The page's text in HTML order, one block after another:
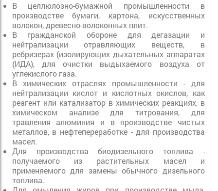
В целлюлозно-бумажной промышленности в
производстве бумаги, картона, искусственных
волокон, древесно-волоконных плит.
В гражданской обороне для дегазации и
нейтрализации отравляющих веществ, в
ребризерах (изолирующих дыхательных аппаратах
(ИДА), для очистки выдыхаемого воздуха от
углекислого газа.
В химических отраслях промышленности - для
нейтрализации кислот и кислотных окислов, как
реагент или катализатор в химических реакциях, в
химическом анализе для титрования, для
травления алюминия и в производстве чистых
металлов, в нефтепереработке - для производства
масел.
Для производства биодизельного топлива -
получаемого из растительных масел и
применяемого для замены обычного дизельного
топлива.